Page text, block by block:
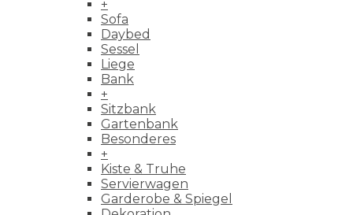
+
Sofa
Daybed
Sessel
Liege
Bank
+
Sitzbank
Gartenbank
Besonderes
+
Kiste & Truhe
Servierwagen
Garderobe & Spiegel